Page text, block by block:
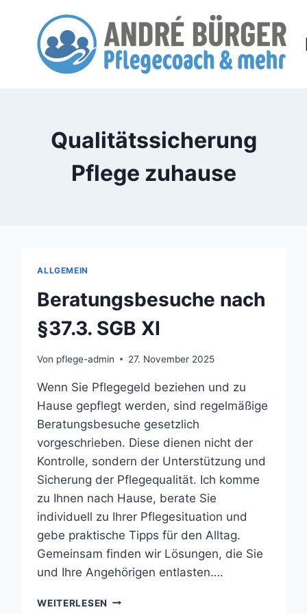
springen
Qualitätssicherung
Pflege zuhause
ALLGEMEIN
Beratungsbesuche nach
§37.3. SGB XI
Von pflege-admin 27. November 2025
Wenn Sie Pflegegeld beziehen und zu
Hause gepflegt werden, sind regelmäßige
Beratungsbesuche gesetzlich
vorgeschrieben. Diese dienen nicht der
Kontrolle, sondern der Unterstützung und
Sicherung der Pflegequalität. Ich komme
zu Ihnen nach Hause, berate Sie
individuell zu Ihrer Pflegesituation und
gebe praktische Tipps für den Alltag.
Gemeinsam finden wir Lösungen, die Sie
und Ihre Angehörigen entlasten….
WEITERLESEN BERATUNGSBESUCHE